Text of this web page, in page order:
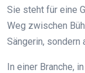
Sie steht für eine
Weg zwischen
Sängerin, sondern
In einer Branche,